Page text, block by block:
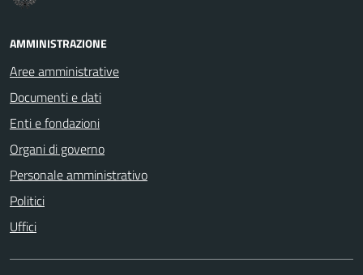
AMMINISTRAZIONE
Aree amministrative
Documenti e dati
Enti e fondazioni
Organi di governo
Personale amministrativo
Politici
Uffici